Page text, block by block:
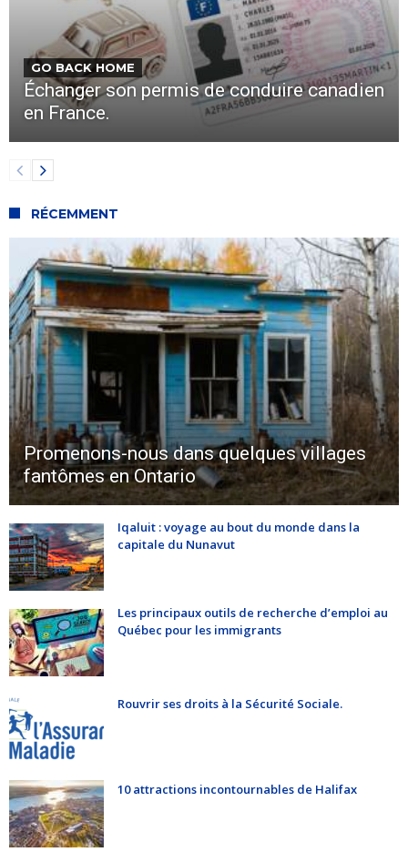
GO BACK HOME
Échanger son permis de conduire canadien
en France.
RÉCEMMENT
Promenons-nous dans quelques villages
fantômes en Ontario
Iqaluit : voyage au bout du monde dans la
capitale du Nunavut
Les principaux outils de recherche d’emploi au
Québec pour les immigrants
Rouvrir ses droits à la Sécurité Sociale.
10 attractions incontournables de Halifax